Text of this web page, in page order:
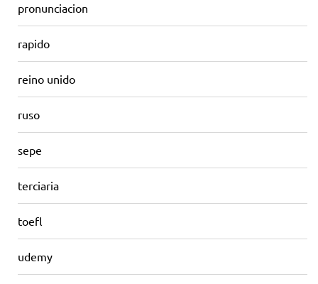
pronunciacion
rapido
reino unido
ruso
sepe
terciaria
toefl
udemy